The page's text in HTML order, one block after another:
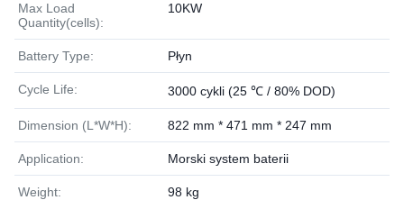
Max Load
Quantity(cells):
10KW
Battery Type: Płyn
Cycle Life: 3000 cykli (25 ℃ / 80% DOD)
Dimension (L*W*H): 822 mm * 471 mm * 247 mm
Application: Morski system baterii
Weight: 98 kg